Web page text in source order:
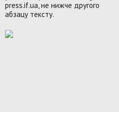
press.if.ua, не нижче другого
абзацу тексту.